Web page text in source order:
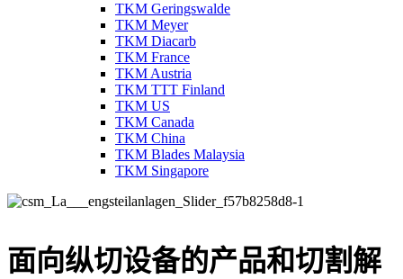
TKM Geringswalde
TKM Meyer
TKM Diacarb
TKM France
TKM Austria
TKM TTT Finland
TKM US
TKM Canada
TKM China
TKM Blades Malaysia
TKM Singapore
面向纵切设备的产品和切割解